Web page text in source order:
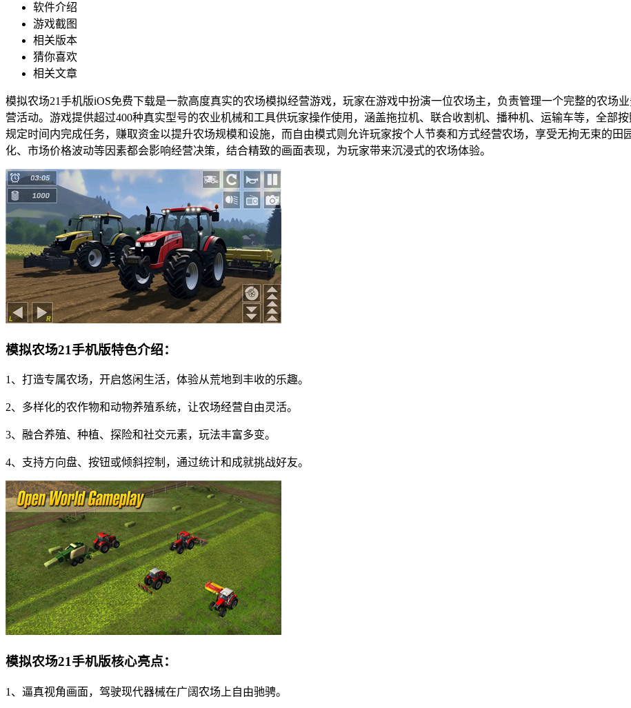
软件介绍
游戏截图
相关版本
猜你喜欢
相关文章
模拟农场21手机版iOS免费下载是一款高度真实的农场模拟经营游戏，玩家在游戏中扮演一位农场主，负责管理一个完整的农场
营活动。游戏提供超过400种真实型号的农业机械和工具供玩家操作使用，涵盖拖拉机、联合收割机、播种机、运输车等，全部
规定时间内完成任务，赚取资金以提升农场规模和设施，而自由模式则允许玩家按个人节奏和方式经营农场，享受无拘无束的
化、市场价格波动等因素都会影响经营决策，结合精致的画面表现，为玩家带来沉浸式的农场体验。
模拟农场21手机版特色介绍：
1、打造专属农场，开启悠闲生活，体验从荒地到丰收的乐趣。
2、多样化的农作物和动物养殖系统，让农场经营自由灵活。
3、融合养殖、种植、探险和社交元素，玩法丰富多变。
4、支持方向盘、按钮或倾斜控制，通过统计和成就挑战好友。
模拟农场21手机版核心亮点：
1、逼真视角画面，驾驶现代器械在广阔农场上自由驰骋。